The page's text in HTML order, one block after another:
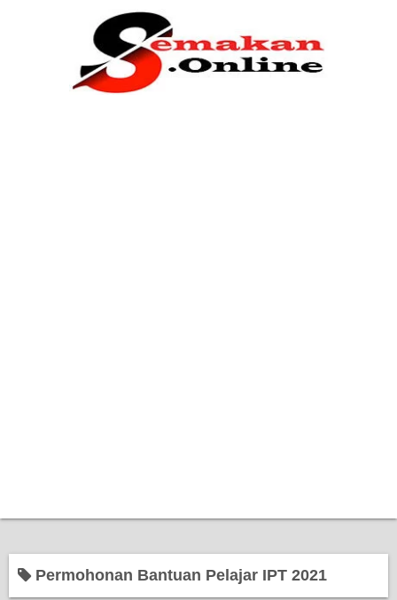
Permohonan Bantuan Pelajar IPT 2021